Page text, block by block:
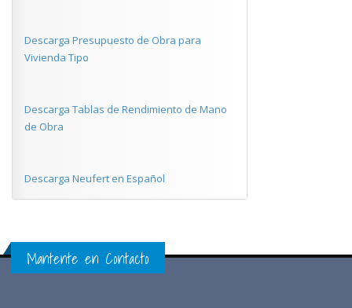
Descarga Presupuesto de Obra para
Vivienda Tipo
Descarga Tablas de Rendimiento de Mano
de Obra
Descarga Neufert en Español
Mantente en Contacto